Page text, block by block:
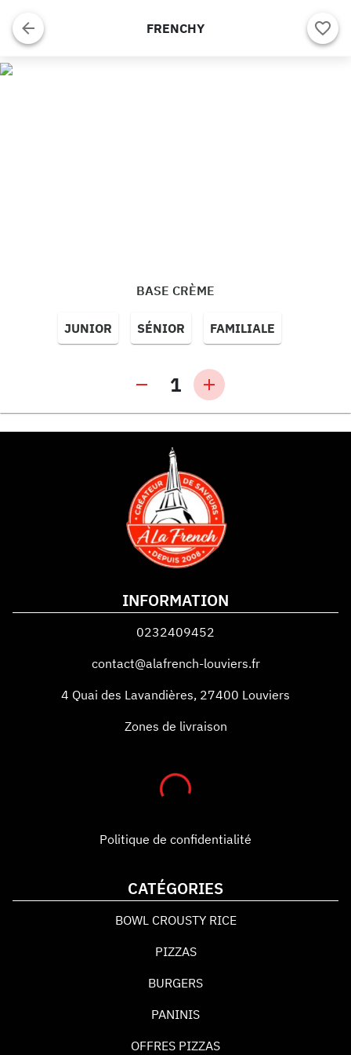
FRENCHY
BASE CRÈME
JUNIOR SÉNIOR FAMILIALE
1
INFORMATION
0232409452
contact@alafrench-louviers.fr
4 Quai des Lavandières, 27400 Louviers
Zones de livraison
Politique de confidentialité
CATÉGORIES
BOWL CROUSTY RICE
PIZZAS
BURGERS
PANINIS
OFFRES PIZZAS